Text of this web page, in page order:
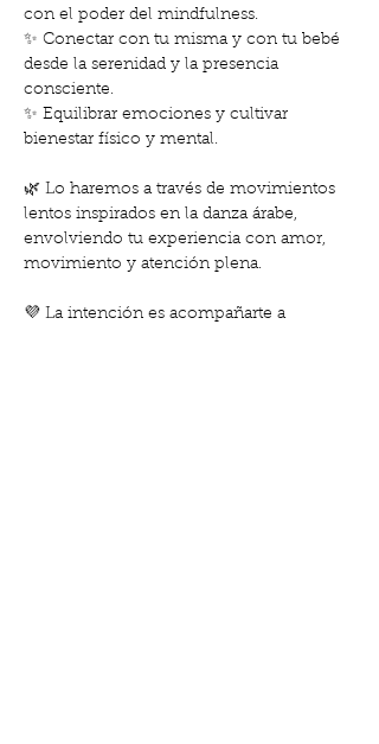
con el poder del mindfulness.
✨ Conectar con tu misma y con tu bebé
desde la serenidad y la presencia
consciente.
✨ Equilibrar emociones y cultivar
bienestar físico y mental.
🌿 Lo haremos a través de movimientos
lentos inspirados en la danza árabe,
envolviendo tu experiencia con amor,
movimiento y atención plena.
💜 La intención es acompañarte a